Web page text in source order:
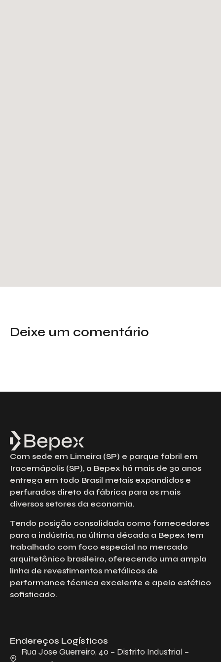
Deixe um comentário
Com sede em Limeira (SP) e parque fabril em
Iracemápolis (SP), a Bepex há mais de 30 anos
entrega em todo Brasil metais expandidos e
perfurados direto da fábrica para os mais
diversos setores da economia.
Tendo posição consolidada como fornecedores
para a indústria, na última década a Bepex tem
trabalhado com foco especial no mercado
arquitetônico brasileiro, oferecendo uma ampla
linha de revestimentos metálicos de
performance técnica excelente e apelo estético
sofisticado.
Endereços Logísticos
Rua Jose Guerreiro, 40 – Distrito Industrial –